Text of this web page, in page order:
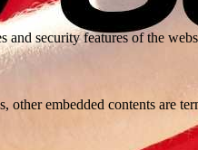
security features of the
embedded contents are